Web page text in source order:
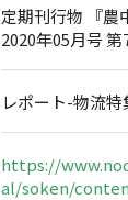
定期刊行物 『農
2020年05月号
レポート-物流
https://
al/soken/